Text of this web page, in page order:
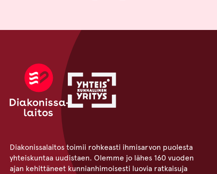
Diakonissalaitos toimii rohkeasti ihmisarvon puolesta
yhteiskuntaa uudistaen. Olemme jo lähes 160 vuoden
ajan kehittäneet kunnianhimoisesti luovia ratkaisuja